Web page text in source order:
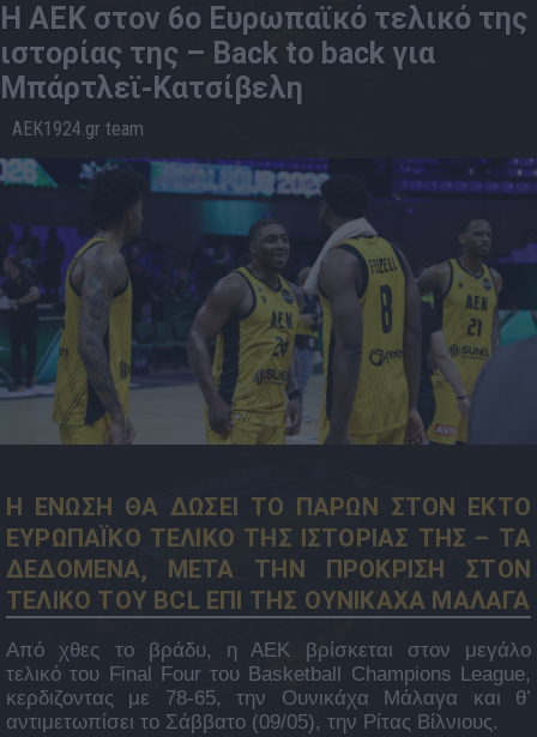
08.5
10:27
Η ΑΕΚ στον 6ο Ευρωπαϊκό τελικό της
ιστορίας της – Back to back για
Μπάρτλεϊ-Κατσίβελη
AEK1924.gr team
Η ΕΝΩΣΗ ΘΑ ΔΩΣΕΙ ΤΟ ΠΑΡΩΝ ΣΤΟΝ ΕΚΤΟ
ΕΥΡΩΠΑΪΚΟ ΤΕΛΙΚΟ ΤΗΣ ΙΣΤΟΡΙΑΣ ΤΗΣ – ΤΑ
ΔΕΔΟΜΕΝΑ, ΜΕΤΑ ΤΗΝ ΠΡΟΚΡΙΣΗ ΣΤΟΝ
ΤΕΛΙΚΟ ΤΟΥ BCL ΕΠΙ ΤΗΣ ΟΥΝΙΚΑΧΑ ΜΑΛΑΓΑ
Από χθες το βράδυ, η ΑΕΚ βρίσκεται στον μεγάλο
τελικό του Final Four του Basketball Champions League,
κερδιζοντας με 78-65, την Ουνικάχα Μάλαγα και θ’
αντιμετωπίσει το Σάββατο (09/05), την Ρίτας Βίλνιους.